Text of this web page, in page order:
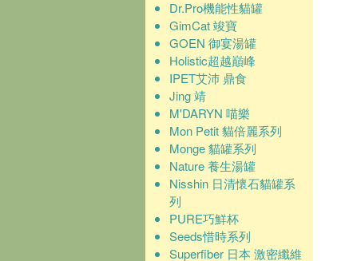
Dr.Pro機能性貓罐
GimCat 竣寶
GOEN 御宴湯罐
Holistic超越巔峰
IPET艾沛 鼎食
Jing 靖
M'DARYN 喵樂
Mon Petit 貓倍麗系列
Monge 貓罐系列
Nature 養生湯罐
Nisshin 日清懷石貓罐系
列
PURE巧鮮杯
Seeds惜時系列
Superfiber 日本 激密纖維